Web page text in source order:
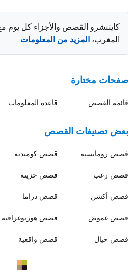
كايتنشرو القصص والأجزاء كل يوم
المغرب، المزيد من المعلومات
صفحات مختارة
قائمة القصص قاعدة المعلومات
بعض تصنيفات القصص
قصص رومانسية قصص كوميدية
قصص رعب قصص حزينة
قصص أكشن قصص دراما
قصص غموض قصص هورنوغرافية
قصص خيال قصص واقعية